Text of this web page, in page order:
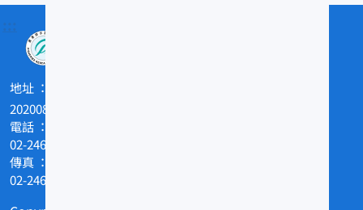
:::
地址
202008基隆市和一路199號
電話
02-24622101
傳真
02-24629388